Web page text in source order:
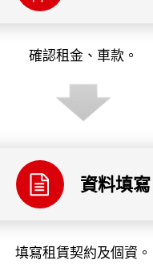
確認租金、車款。
資料填寫
填寫租賃契約及個資。